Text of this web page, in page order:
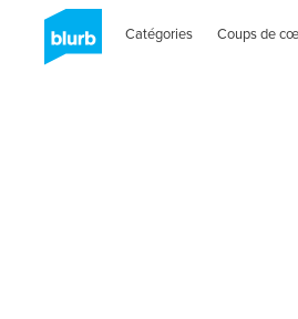
Catégories Coups de